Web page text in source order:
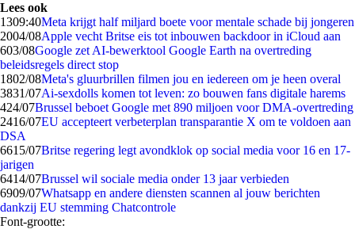
Lees ook
1309:40Meta krijgt half miljard boete voor mentale schade bij jongeren
2004/08Apple vecht Britse eis tot inbouwen backdoor in iCloud aan
603/08Google zet AI-bewerktool Google Earth na overtreding
beleidsregels direct stop
1802/08Meta's gluurbrillen filmen jou en iedereen om je heen overal
3831/07Ai-sexdolls komen tot leven: zo bouwen fans digitale harems
424/07Brussel beboet Google met 890 miljoen voor DMA-overtreding
2416/07EU accepteert verbeterplan transparantie X om te voldoen aan
DSA
6615/07Britse regering legt avondklok op social media voor 16 en 17-
jarigen
6414/07Brussel wil sociale media onder 13 jaar verbieden
6909/07Whatsapp en andere diensten scannen al jouw berichten
dankzij EU stemming Chatcontrole
Font-grootte: